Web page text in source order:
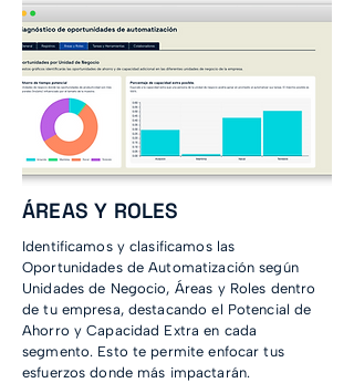
ÁREAS Y ROLES
Identificamos y clasificamos las
Oportunidades de Automatización según
Unidades de Negocio, Áreas y Roles dentro
de tu empresa, destacando el Potencial de
Ahorro y Capacidad Extra en cada
segmento. Esto te permite enfocar tus
esfuerzos donde más impactarán.